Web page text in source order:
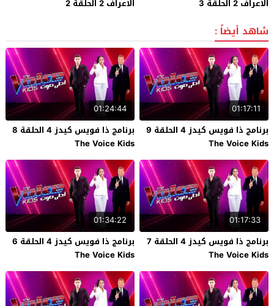
الاعراف 2 الحلقة 3
الاعراف 2 الحلقة 2
شاهد أيضاً :
01:17:11
برنامج ذا فويس كيدز 4 الحلقة 9
The Voice Kids
01:24:44
برنامج ذا فويس كيدز 4 الحلقة 8
The Voice Kids
01:17:33
برنامج ذا فويس كيدز 4 الحلقة 7
The Voice Kids
01:34:22
برنامج ذا فويس كيدز 4 الحلقة 6
The Voice Kids